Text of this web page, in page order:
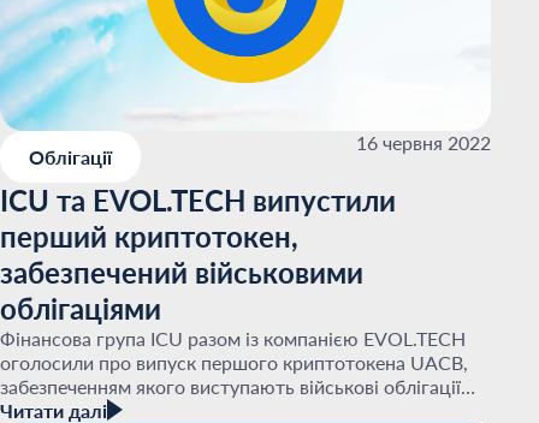
Облігації
16 червня 2022
ICU та EVOL.TECH випустили
перший криптотокен,
забезпечений військовими
облігаціями
Фінансова група ICU разом із компанією EVOL.TECH
оголосили про випуск першого криптотокена UACB,
забезпеченням якого виступають військові облігації
Читати далі